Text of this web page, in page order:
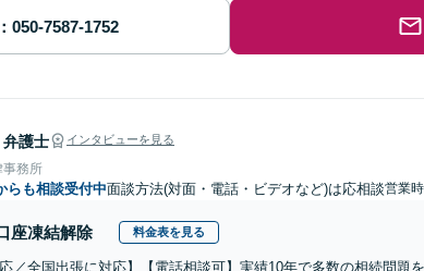
弁護士 インタビューを見る
事務所
らも相談受付中面談方法(対面・電話・ビデオなど)は応相談営業
座凍結解除 料金表を見る
応／全国出張に対応】【電話相談可】実績10年で多数の相続問題